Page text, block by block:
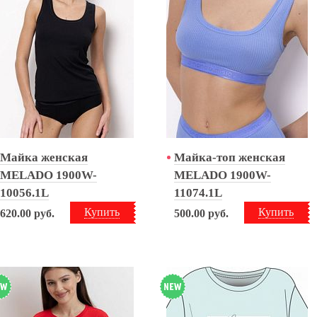
Майка женская
MELADO 1900W-
10056.1L
Купить
620.00 руб.
Майка-топ женская
MELADO 1900W-
11074.1L
Купить
500.00 руб.